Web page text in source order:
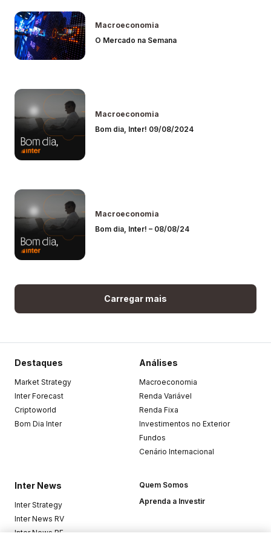
Macroeconomia
O Mercado na Semana
Macroeconomia
Bom dia, Inter! 09/08/2024
Macroeconomia
Bom dia, Inter! – 08/08/24
Carregar mais
Destaques
Market Strategy
Inter Forecast
Criptoworld
Bom Dia Inter
Análises
Macroeconomia
Renda Variável
Renda Fixa
Investimentos no Exterior
Fundos
Cenário Internacional
Inter News
Inter Strategy
Inter News RV
Inter News RF
Quem Somos
Aprenda a Investir